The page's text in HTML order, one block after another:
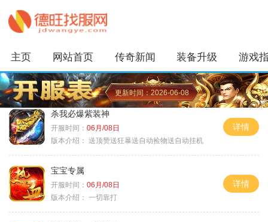
主页 网站首页 传奇新闻 装备升级 游戏
更新时间：2026-06-08
杀我必爆紫装神
开服时间： 06月/08日
版本介绍： 送顶赞送狂暴送自动捡物送自动挂机
详情
宝宝专属
开服时间： 06月/08日
版本介绍： 一切靠打
详情